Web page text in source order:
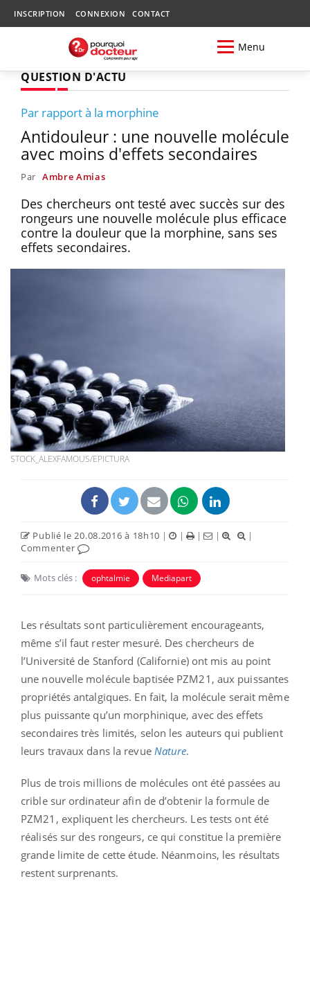
INSCRIPTION CONNEXION CONTACT
Menu
QUESTION D'ACTU
Par rapport à la morphine
Antidouleur : une nouvelle molécule
avec moins d'effets secondaires
Par Ambre Amias
Des chercheurs ont testé avec succès sur des
rongeurs une nouvelle molécule plus efficace
contre la douleur que la morphine, sans ses
effets secondaires.
STOCK_ALEXFAMOUS/EPICTURA
Publié le 20.08.2016 à 18h10 | | | |
|
Commenter
Mots clés : ophtalmie Mediapart
Les résultats sont particulièrement encourageants,
même s’il faut rester mesuré. Des chercheurs de
l’Université de Stanford (Californie) ont mis au point
une nouvelle molécule baptisée PZM21, aux puissantes
propriétés antalgiques. En fait, la molécule serait même
plus puissante qu’un morphinique, avec des effets
secondaires très limités, selon les auteurs qui publient
leurs travaux dans la revue Nature.
Plus de trois millions de molécules ont été passées au
crible sur ordinateur afin de d’obtenir la formule de
PZM21, expliquent les chercheurs. Les tests ont été
réalisés sur des rongeurs, ce qui constitue la première
grande limite de cette étude. Néanmoins, les résultats
restent surprenants.